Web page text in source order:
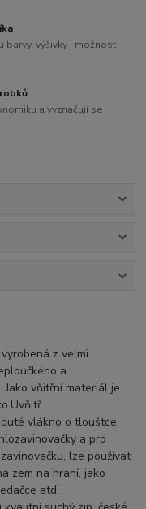
barvy, výšivky i možnost
a vyznačují se
z velmi
a
vňitřní materiál je
vlákno o tlouštce
a pro
lze používat
zem na hraní, jako
atd.